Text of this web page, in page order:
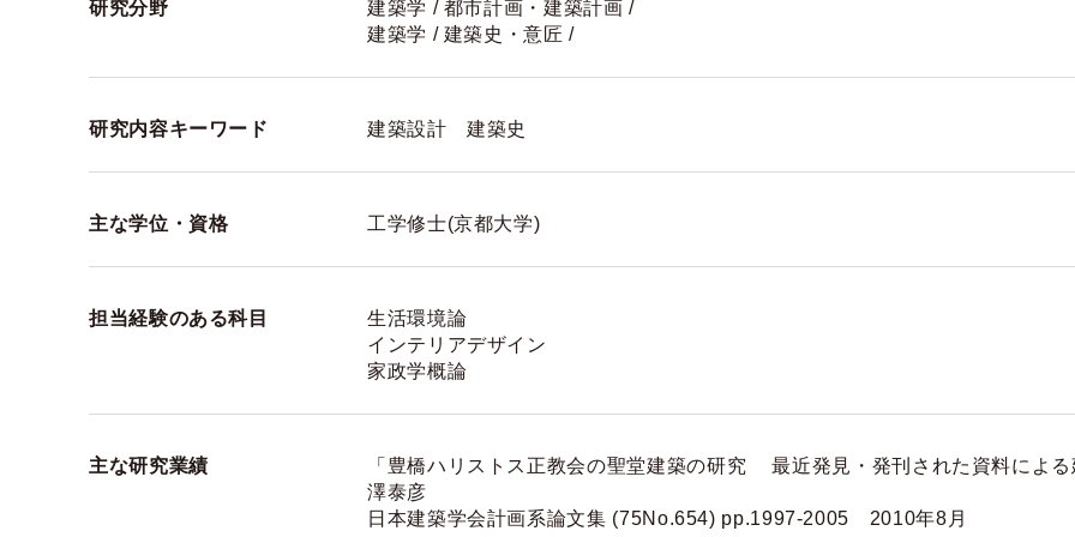
研究分野
建築学 / 都市計画・建築計画 /
建築学 / 建築史・意匠 /
研究内容キーワード 建築設計 建築史
主な学位・資格 工学修士(京都大学)
担当経験のある科目
生活環境論
インテリアデザイン
家政学概論
主な研究業績
「豊橋ハリストス正教会の聖堂建築の研究 最近発見・発刊された資料に
澤泰彦
日本建築学会計画系論文集 (75No.654) pp.1997-2005 2010年8月